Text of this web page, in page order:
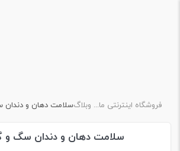
فروشگاه اینترنتی ماکیان دام پارس وبلاگسلامت دهان و دندان
سلامت دهان و دندان سگ و